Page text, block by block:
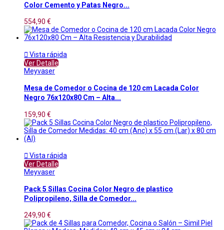
Color Cemento y Patas Negro...
554,90 €
 Vista rápida
Ver Detalle
Meyvaser
Mesa de Comedor o Cocina de 120 cm Lacada Color
Negro 76x120x80 Cm – Alta...
159,90 €
 Vista rápida
Ver Detalle
Meyvaser
Pack 5 Sillas Cocina Color Negro de plastico
Polipropileno, Silla de Comedor...
249,90 €